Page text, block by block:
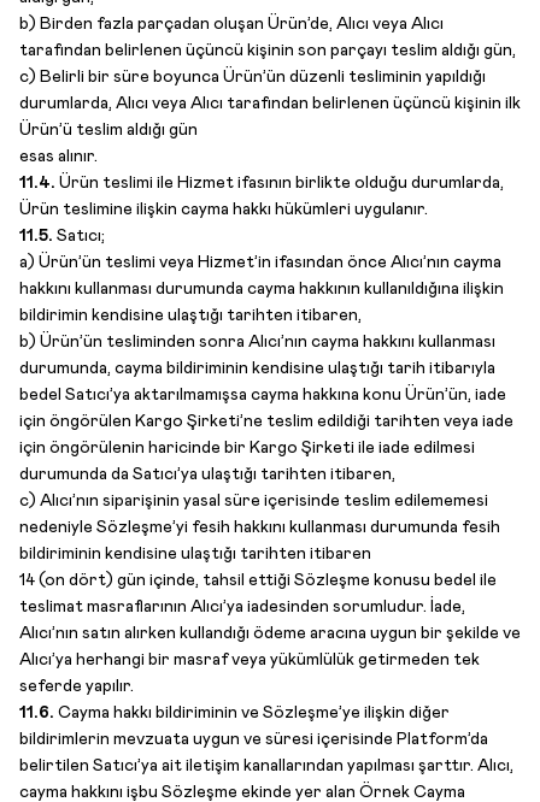
b) Birden fazla parçadan oluşan Ürün’de, Alıcı veya Alıcı
tarafından belirlenen üçüncü kişinin son parçayı teslim aldığı gün,
c) Belirli bir süre boyunca Ürün’ün düzenli tesliminin yapıldığı
durumlarda, Alıcı veya Alıcı tarafından belirlenen üçüncü kişinin ilk
Ürün’ü teslim aldığı gün
esas alınır.
11.4. Ürün teslimi ile Hizmet ifasının birlikte olduğu durumlarda,
Ürün teslimine ilişkin cayma hakkı hükümleri uygulanır.
11.5. Satıcı;
a) Ürün’ün teslimi veya Hizmet’in ifasından önce Alıcı’nın cayma
hakkını kullanması durumunda cayma hakkının kullanıldığına ilişkin
bildirimin kendisine ulaştığı tarihten itibaren,
b) Ürün’ün tesliminden sonra Alıcı’nın cayma hakkını kullanması
durumunda, cayma bildiriminin kendisine ulaştığı tarih itibarıyla
bedel Satıcı’ya aktarılmamışsa cayma hakkına konu Ürün’ün, iade
için öngörülen Kargo Şirketi’ne teslim edildiği tarihten veya iade
için öngörülenin haricinde bir Kargo Şirketi ile iade edilmesi
durumunda da Satıcı’ya ulaştığı tarihten itibaren,
c) Alıcı’nın siparişinin yasal süre içerisinde teslim edilememesi
nedeniyle Sözleşme’yi fesih hakkını kullanması durumunda fesih
bildiriminin kendisine ulaştığı tarihten itibaren
14 (on dört) gün içinde, tahsil ettiği Sözleşme konusu bedel ile
teslimat masraflarının Alıcı’ya iadesinden sorumludur. İade,
Alıcı’nın satın alırken kullandığı ödeme aracına uygun bir şekilde ve
Alıcı’ya herhangi bir masraf veya yükümlülük getirmeden tek
seferde yapılır.
11.6. Cayma hakkı bildiriminin ve Sözleşme’ye ilişkin diğer
bildirimlerin mevzuata uygun ve süresi içerisinde Platform’da
belirtilen Satıcı’ya ait iletişim kanallarından yapılması şarttır. Alıcı,
cayma hakkını işbu Sözleşme ekinde yer alan Örnek Cayma